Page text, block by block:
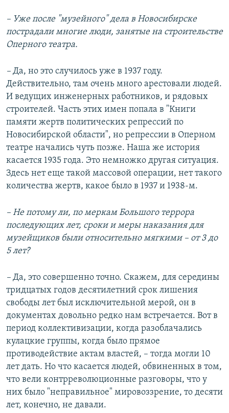
– Уже после "музейного" дела в Новосибирске
пострадали многие люди, занятые на строительстве
Оперного театра.
– Да, но это случилось уже в 1937 году.
Действительно, там очень много арестовали людей.
И ведущих инженерных работников, и рядовых
строителей. Часть этих имен попала в "Книги
памяти жертв политических репрессий по
Новосибирской области", но репрессии в Оперном
театре начались чуть позже. Наша же история
касается 1935 года. Это немножко другая ситуация.
Здесь нет еще такой массовой операции, нет такого
количества жертв, какое было в 1937 и 1938-м.
– Не потому ли, по меркам Большого террора
последующих лет, сроки и меры наказания для
музейщиков были относительно мягкими – от 3 до
5 лет?
– Да, это совершенно точно. Скажем, для середины
тридцатых годов десятилетний срок лишения
свободы лет был исключительной мерой, он в
документах довольно редко нам встречается. Вот в
период коллективизации, когда разоблачались
кулацкие группы, когда было прямое
противодействие актам властей, – тогда могли 10
лет дать. Но что касается людей, обвиненных в том,
что вели контрреволюционные разговоры, что у
них было "неправильное" мировоззрение, то десяти
лет, конечно, не давали.